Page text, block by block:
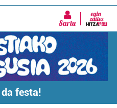
Sartu
festa!